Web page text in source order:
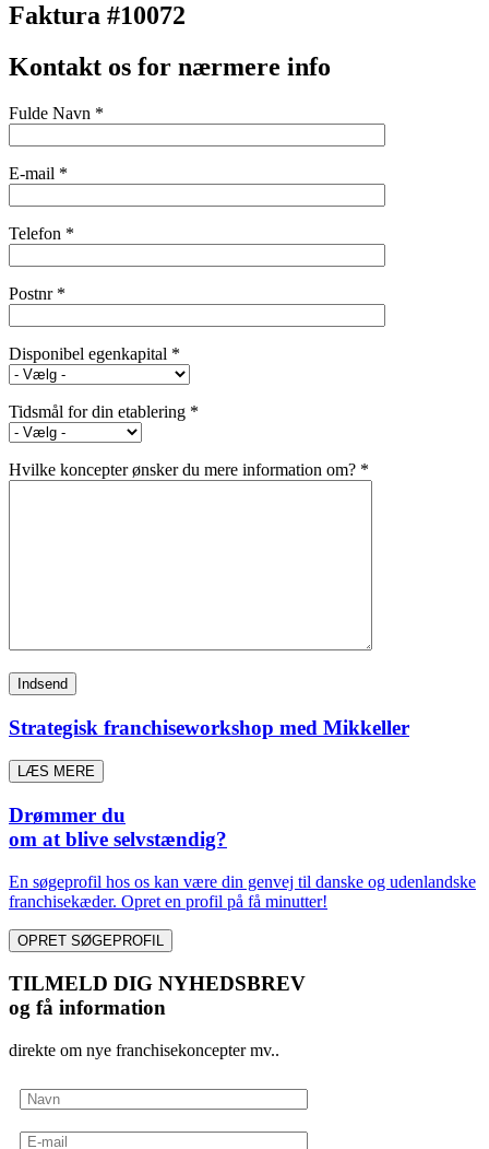
Faktura #10072
Kontakt os for nærmere info
Fulde Navn *
E-mail *
Telefon *
Postnr *
Disponibel egenkapital *
Tidsmål for din etablering *
Hvilke koncepter ønsker du mere information om? *
Strategisk franchiseworkshop med Mikkeller
LÆS MERE
Drømmer du
om at blive selvstændig?
En søgeprofil hos os kan være din genvej til danske og udenlandske
franchisekæder. Opret en profil på få minutter!
OPRET SØGEPROFIL
TILMELD DIG NYHEDSBREV
og få information
direkte om nye franchisekoncepter mv..